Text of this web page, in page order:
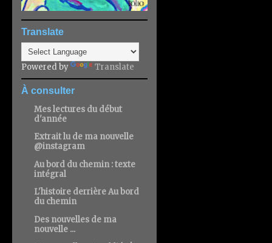
Translate
Powered by Translate
À consulter
Mes lectures du début
d'année
Extrait lu de ma nouvelle
@instagram
Au bord du chemin : texte
intégral
L'histoire derrière Au bord
du chemin
Des nouvelles de ma
nouvelle ...